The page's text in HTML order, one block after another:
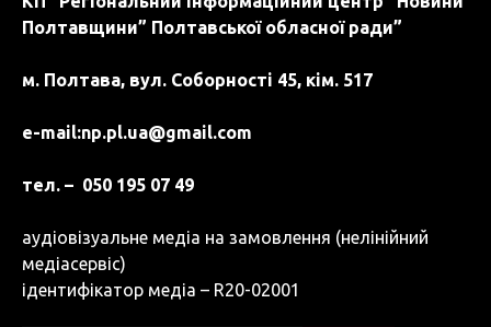
Полтавщини” Полтавської обласної ради”
м. Полтава, вул. Соборності 45, кім. 517
e-mail:np.pl.ua@gmail.com
тел. – 050 195 07 49
аудіовізуальне медіа на замовлення (нелінійний
медіасервіс)
ідентифікатор медіа – R20-02001